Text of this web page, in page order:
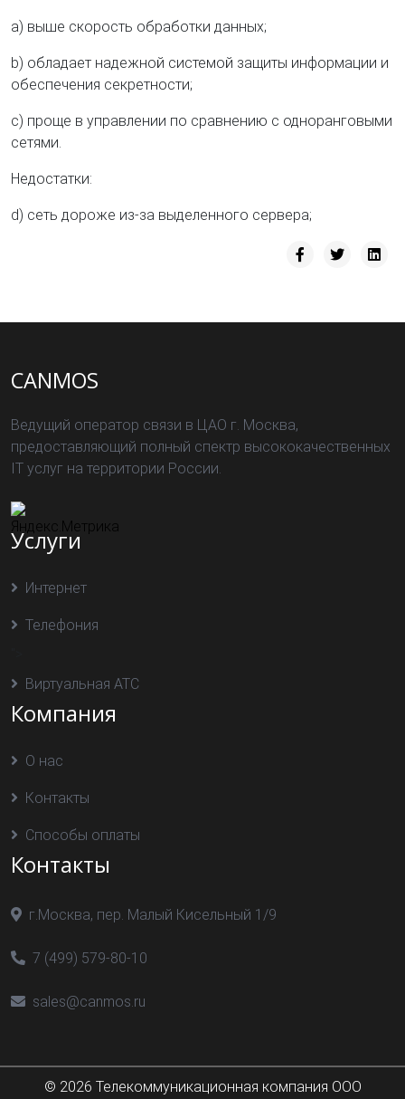
a) выше скорость обработки данных;
b) обладает надежной системой защиты информации и
обеспечения секретности;
c) проще в управлении по сравнению с одноранговыми
сетями.
Недостатки:
d) сеть дороже из-за выделенного сервера;
CANMOS
Ведущий оператор связи в ЦАО г. Москва,
предоставляющий полный спектр высококачественных
IT услуг на территории России.
Услуги
Интернет
Телефония
Виртуальная АТС
Компания
О нас
Контакты
Способы оплаты
Контакты
г.Москва, пер. Малый Кисельный 1/9
7 (499) 579-80-10
sales@canmos.ru
© 2026 Телекоммуникационная компания ООО